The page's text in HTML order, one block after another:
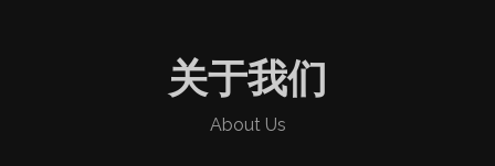
关于我们
About Us